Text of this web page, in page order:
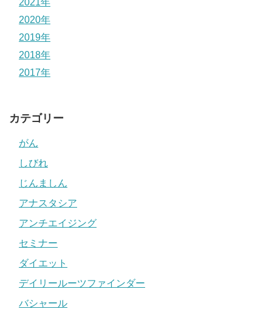
2021年
2020年
2019年
2018年
2017年
カテゴリー
がん
しびれ
じんましん
アナスタシア
アンチエイジング
セミナー
ダイエット
デイリールーツファインダー
バシャール